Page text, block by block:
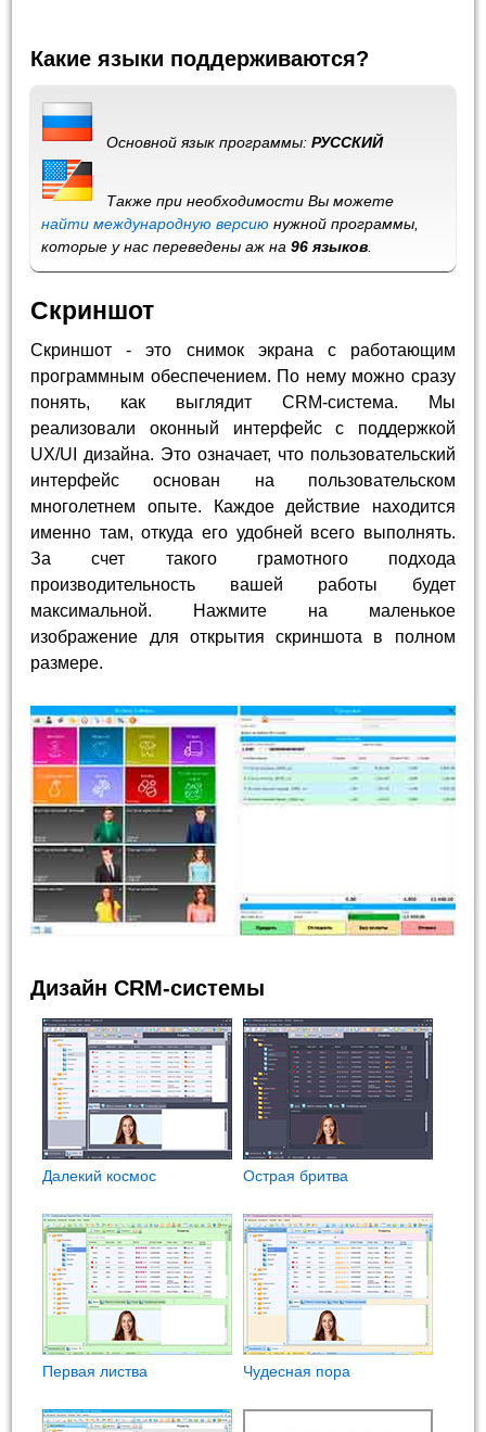
Какие языки поддерживаются?
Основной язык программы:РУССКИЙ
Также при необходимости Вы можете
найти международную версию нужной программы,
которые у нас переведены аж на96 языков.
Скриншот
Скриншот - это снимок экрана с работающим
программным обеспечением. По нему можно сразу
понять, как выглядит CRM-система. Мы
реализовали оконный интерфейс с поддержкой
UX/UI дизайна. Это означает, что пользовательский
интерфейс основан на пользовательском
многолетнем опыте. Каждое действие находится
именно там, откуда его удобней всего выполнять.
За счет такого грамотного подхода
производительность вашей работы будет
максимальной. Нажмите на маленькое
изображение для открытия скриншота в полном
размере.
Дизайн CRM-системы
Далекий космос Острая бритва
Первая листва Чудесная пора